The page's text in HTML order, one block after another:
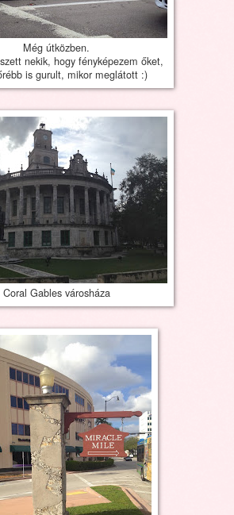
Még útközben.
nekik, hogy fényképezem őket,
is gurult, mikor meglátott :)
Coral Gables városháza